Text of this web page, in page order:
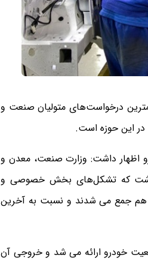
درخواست‌های متولیان صنعت و
در این حوزه است.
اظهار داشت: وزارت صنعت، معدن و
داشت که تشکل‌های بخش خصوصی و
هم جمع می شدند و نسبت به آخرین
خودرو ارائه می شد و خروجی آن